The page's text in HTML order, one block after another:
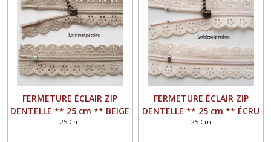
FERMETURE ÉCLAIR ZIP
DENTELLE ** 25 cm ** BEIGE
- Non séparable
25 Cm
FERMETURE ÉCLAIR ZIP
DENTELLE ** 25 cm ** ÉCRU
- Non séparable
25 Cm